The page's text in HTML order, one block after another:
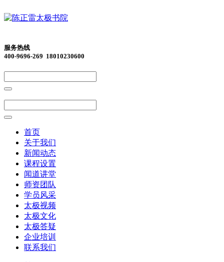
服务热线
400-9696-269 18010230600
首页
关于我们
新闻动态
课程设置
闻道讲堂
师资团队
学员风采
太极视频
太极文化
太极答疑
企业培训
联系我们